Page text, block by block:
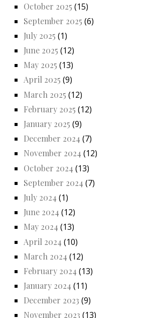
October 2025 (15)
September 2025 (6)
July 2025 (1)
June 2025 (12)
May 2025 (13)
April 2025 (9)
March 2025 (12)
February 2025 (12)
January 2025 (9)
December 2024 (7)
November 2024 (12)
October 2024 (13)
September 2024 (7)
July 2024 (1)
June 2024 (12)
May 2024 (13)
April 2024 (10)
March 2024 (12)
February 2024 (13)
January 2024 (11)
December 2023 (9)
November 2023 (13)